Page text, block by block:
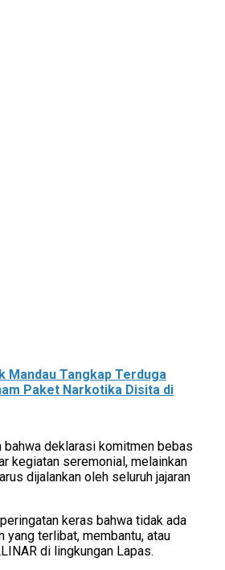
Mandau Tangkap Terduga
Paket Narkotika Disita di
bahwa deklarasi komitmen bebas
kegiatan seremonial, melainkan
dijalankan oleh seluruh jajaran
keras bahwa tidak ada
yang terlibat, membantu, atau
di lingkungan Lapas.